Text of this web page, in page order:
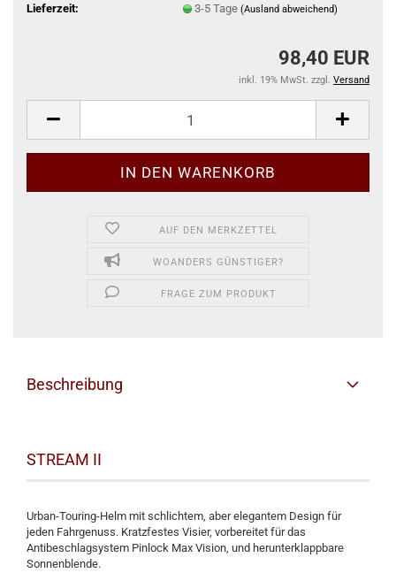
Lieferzeit:
3-5 Tage (Ausland abweichend)
98,40 EUR
inkl. 19% MwSt. zzgl. Versand
AUF DEN MERKZETTEL
WOANDERS GÜNSTIGER?
FRAGE ZUM PRODUKT
Beschreibung
STREAM II
Urban-Touring-Helm mit schlichtem, aber elegantem Design für
jeden Fahrgenuss. Kratzfestes Visier, vorbereitet für das
Antibeschlagsystem Pinlock Max Vision, und herunterklappbare
Sonnenblende.